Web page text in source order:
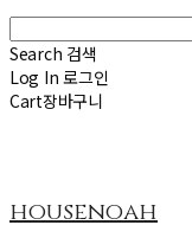
Search 검색
Log In 로그인
Cart장바구니
housenoah